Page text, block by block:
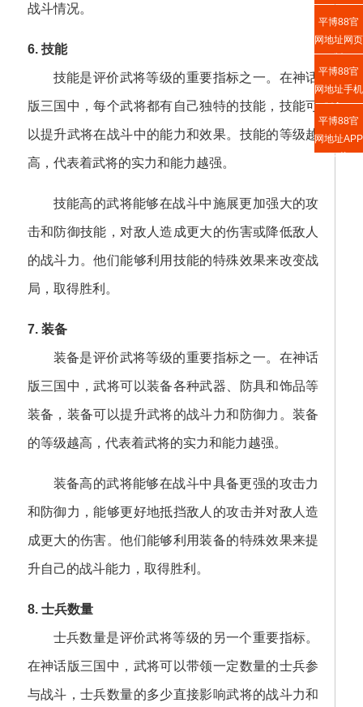
战斗情况。
6. 技能
技能是评价武将等级的重要指标之一。在神话
版三国中，每个武将都有自己独特的技能，技能可
以提升武将在战斗中的能力和效果。技能的等级越
高，代表着武将的实力和能力越强。
技能高的武将能够在战斗中施展更加强大的攻
击和防御技能，对敌人造成更大的伤害或降低敌人
的战斗力。他们能够利用技能的特殊效果来改变战
局，取得胜利。
7. 装备
装备是评价武将等级的重要指标之一。在神话
版三国中，武将可以装备各种武器、防具和饰品等
装备，装备可以提升武将的战斗力和防御力。装备
的等级越高，代表着武将的实力和能力越强。
装备高的武将能够在战斗中具备更强的攻击力
和防御力，能够更好地抵挡敌人的攻击并对敌人造
成更大的伤害。他们能够利用装备的特殊效果来提
升自己的战斗能力，取得胜利。
8. 士兵数量
士兵数量是评价武将等级的另一个重要指标。
在神话版三国中，武将可以带领一定数量的士兵参
与战斗，士兵数量的多少直接影响武将的战斗力和
平博88官
网地址网页
版
平博88官
网地址手机
版入口
平博88官
网地址APP
下载